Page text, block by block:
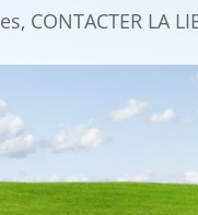
CONTACTER LA